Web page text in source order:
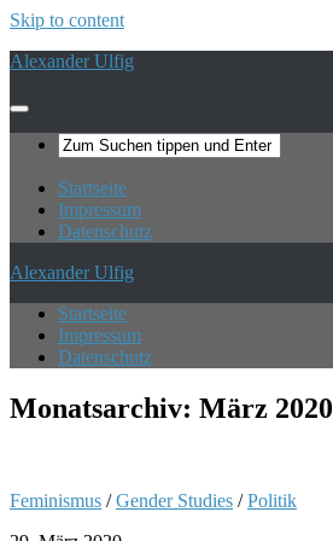
Skip to content
Alexander Ulfig
Startseite
Impressum
Datenschutz
Alexander Ulfig
Startseite
Impressum
Datenschutz
Monatsarchiv: März 2020
Feminismus /Gender Studies /Politik